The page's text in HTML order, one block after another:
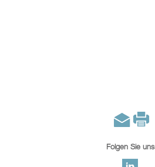
Folgen Sie uns